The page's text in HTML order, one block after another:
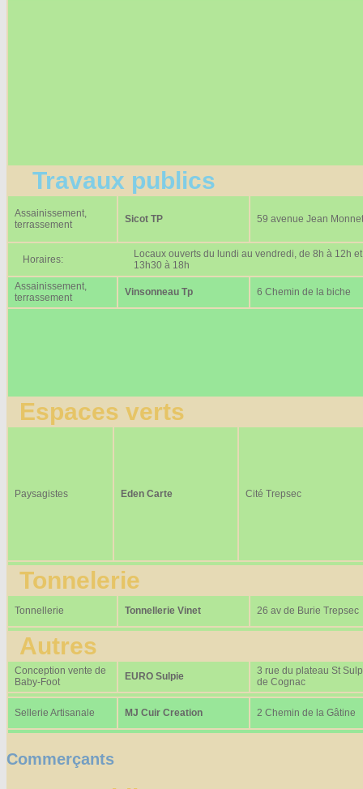
Travaux publics
Assainissement,
terrassement
Sicot TP 59 avenue Jean Monnet
Horaires:
Locaux ouverts du lundi au vendredi, de 8h à 12h
13h30 à 18h
Assainissement,
terrassement
Vinsonneau Tp 6 Chemin de la biche
Espaces verts
Paysagistes Eden Carte Cité Trepsec
Tonnelerie
Tonnellerie Tonnellerie Vinet 26 av de Burie Trepsec
Autres
Conception vente de
Baby-Foot
EURO Sulpie
3 rue du plateau St
de Cognac
Sellerie Artisanale MJ Cuir Creation 2 Chemin de la Gâtine
Commerçants